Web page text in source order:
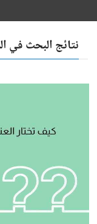
نتائج البحث في